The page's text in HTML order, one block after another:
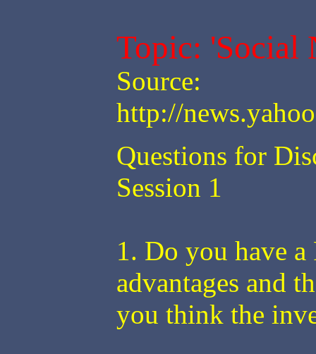
Topic: 'Social
Source:
http://
Questions for
Session 1
1. Do you have
advantages and
you think the